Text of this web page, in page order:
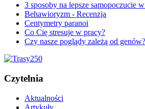
3 sposoby na lepsze samopoczucie
Behawioryzm - Recenzja
Centymetry paranoi
Co Cię stresuje w pracy?
Czy nasze poglądy zależą od genów?
Czytelnia
Aktualności
Artykuły